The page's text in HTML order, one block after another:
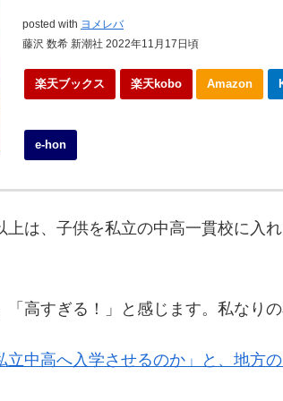
posted with ヨメレバ
藤沢 数希 新潮社 2022年11月17日頃
楽天ブックス 楽天kobo Amazon
e-hon
上は、子供を私立の中高一貫校に入
高すぎる！」と感じます。私なりの
立中高へ入学させるのか」と、地方